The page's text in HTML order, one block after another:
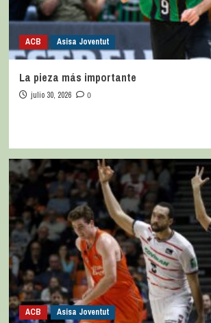
ACB Asisa Joventut
La pieza más importante
julio 30, 2026 0
ACB Asisa Joventut